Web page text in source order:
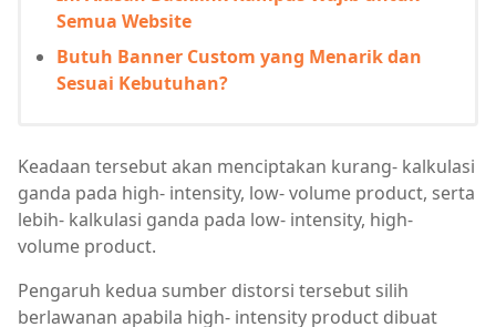
Semua Website
Butuh Banner Custom yang Menarik dan
Sesuai Kebutuhan?
Keadaan tersebut akan menciptakan kurang- kalkulasi
ganda pada high- intensity, low- volume product, serta
lebih- kalkulasi ganda pada low- intensity, high-
volume product.
Pengaruh kedua sumber distorsi tersebut silih
berlawanan apabila high- intensity product dibuat